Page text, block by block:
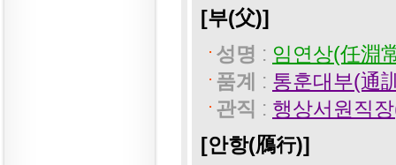
[부(父)]
성명 : 임연상(任淵
품계 : 통훈대부(通
관직 : 행상서원직
[안항(鴈行)]